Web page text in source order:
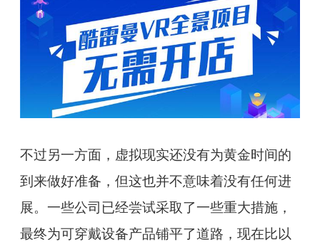
不过另一方面，虚拟现实还没有为黄金时间的
到来做好准备，但这也并不意味着没有任何进
展。一些公司已经尝试采取了一些重大措施，
最终为可穿戴设备产品铺平了道路，现在比以